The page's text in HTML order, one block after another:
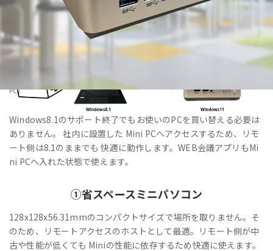
製品・サービス 法人向けPC・Windows11IoT Enterprise搭載「VALTEC Mini
PC」
Windows8.1のサポート終了でもお使いのPCを買い替える必要は
ありません。 社内に設置した Mini PCへアクセスするため、リモ
ート側は8.1のままでも 快適に動作します。WEB会議アプリもMi
ni PCへ入れた状態で使えます。
①省スペースミニパソコン
128x128x56.31mmのコンパクトサイズで場所を取りません。そ
のため、リモートアクセスのホストとして最適。リモート側が中
古や性能が低くても Miniの性能に依存するため快適に使えます。